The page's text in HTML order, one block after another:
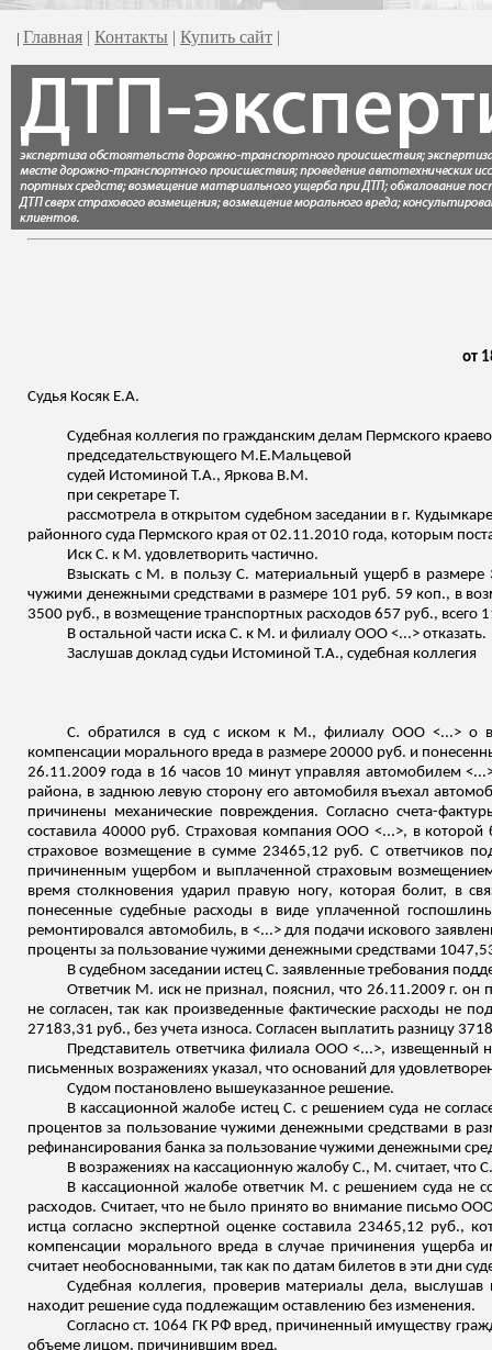
| Главная | Контакты | Купить сайт |
от
Судья Косяк Е.А.
Судебная коллегия по гражданским делам Пермского
председательствующего М.Е.Мальцевой
судей Истоминой Т.А., Яркова В.М.
при секретаре Т.
рассмотрела в открытом судебном заседании в г.
районного суда Пермского края от 02.11.2010 года, которым
Иск С. к М. удовлетворить частично.
Взыскать с М. в пользу С. материальный ущерб в
чужими денежными средствами в размере 101 руб. 59 коп., в
3500 руб., в возмещение транспортных расходов 657 руб., всего
В остальной части иска С. к М. и филиалу ООО <...> отказать.
Заслушав доклад судьи Истоминой Т.А., судебная коллегия
С. обратился в суд с иском к М., филиалу ООО <...> о
компенсации морального вреда в размере 20000 руб. и
26.11.2009 года в 16 часов 10 минут управляя автомобилем
района, в заднюю левую сторону его автомобиля въехал
причинены механические повреждения. Согласно счета-
составила 40000 руб. Страховая компания ООО <...>, в которой
страховое возмещение в сумме 23465,12 руб. С ответчиков
причиненным ущербом и выплаченной страховым
время столкновения ударил правую ногу, которая болит, в
понесенные судебные расходы в виде уплаченной
ремонтировался автомобиль, в <...> для подачи искового
проценты за пользование чужими денежными средствами
В судебном заседании истец С. заявленные требования
Ответчик М. иск не признал, пояснил, что 26.11.2009 г.
не согласен, так как произведенные фактические расходы не
27183,31 руб., без учета износа. Согласен выплатить разницу
Представитель ответчика филиала ООО<...>, извещенный
письменных возражениях указал, что оснований для
Судом постановлено вышеуказанное решение.
В кассационной жалобе истец С. с решением суда не
процентов за пользование чужими денежными средствами в
рефинансирования банка за пользование чужими денежными
В возражениях на кассационную жалобу С., М. считает, что
В кассационной жалобе ответчик М. с решением суда не
расходов. Считает, что не было принято во внимание письмо
истца согласно экспертной оценке составила 23465,12 руб.,
компенсации морального вреда в случае причинения ущерба
считает необоснованными, так как по датам билетов в эти дни
Судебная коллегия, проверив материалы дела,
находит решение суда подлежащим оставлению без изменения.
Согласно ст. 1064 ГК РФ вред, причиненный имуществу
объеме лицом, причинившим вред.